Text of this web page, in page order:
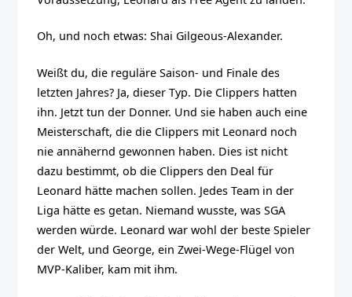
Oh, und noch etwas: Shai Gilgeous-Alexander.
Weißt du, die reguläre Saison- und Finale des
letzten Jahres? Ja, dieser Typ. Die Clippers hatten
ihn. Jetzt tun der Donner. Und sie haben auch eine
Meisterschaft, die die Clippers mit Leonard noch
nie annähernd gewonnen haben. Dies ist nicht
dazu bestimmt, ob die Clippers den Deal für
Leonard hätte machen sollen. Jedes Team in der
Liga hätte es getan. Niemand wusste, was SGA
werden würde. Leonard war wohl der beste Spieler
der Welt, und George, ein Zwei-Wege-Flügel von
MVP-Kaliber, kam mit ihm.